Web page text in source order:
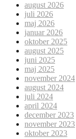
august 2026
juli 2026
maj 2026
januar 2026
oktober 2025
august 2025
juni 2025
maj 2025
november 2024
august 2024
juli 2024
april 2024
december 2023
november 2023
oktober 2023